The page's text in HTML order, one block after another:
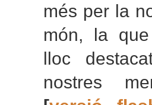
més per la
món, la
lloc
nostres